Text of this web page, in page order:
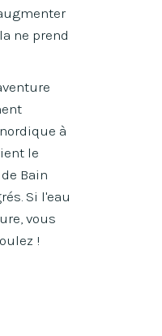
ne prend
à
le
Bain
Si l'eau
vous
!